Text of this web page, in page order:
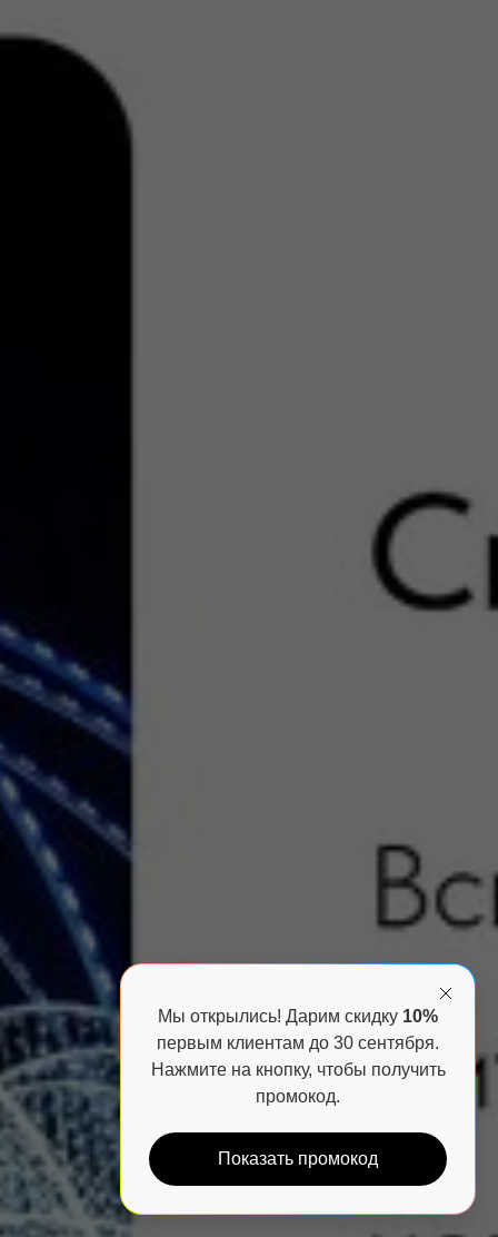
Мы открылись! Дарим скидку 10%
первым клиентам до 30 сентября.
Нажмите на кнопку, чтобы получить
промокод.
Показать промокод